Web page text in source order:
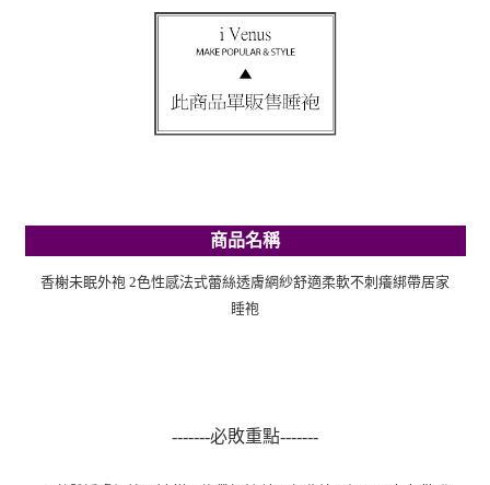
商品名稱
香榭未眠外袍 2色性感法式蕾絲透膚網紗舒適柔軟不刺癢綁帶居家
睡袍
-------必敗重點-------